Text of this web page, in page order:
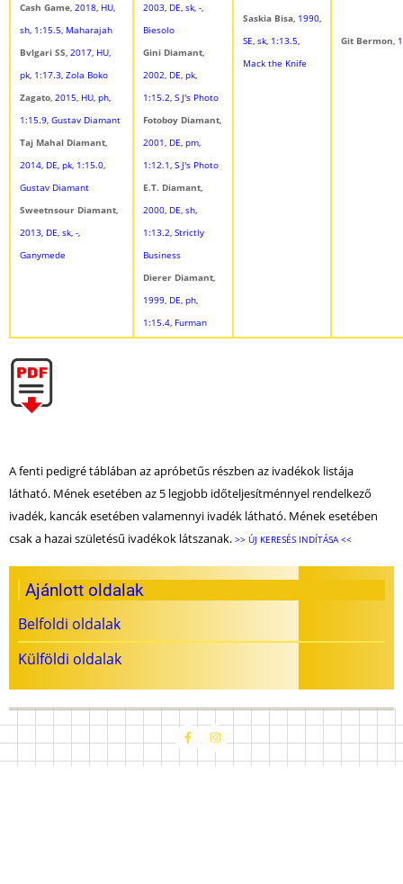
Cash Game, 2018, HU,
sh, 1:15.5, Maharajah
Bvlgari SS, 2017, HU,
pk, 1:17.3, Zola Boko
Zagato, 2015, HU, ph,
1:15.9, Gustav Diamant
Taj Mahal Diamant,
2014, DE, pk, 1:15.0,
Gustav Diamant
Sweetnsour Diamant,
2013, DE, sk, -,
Ganymede
2003, DE, sk, -,
Biesolo
Gini Diamant,
2002, DE, pk,
1:15.2, S J's Photo
Fotoboy Diamant,
2001, DE, pm,
1:12.1, S J's Photo
E.T. Diamant,
2000, DE, sh,
1:13.2, Strictly
Business
Dierer Diamant,
1999, DE, ph,
1:15.4, Furman
Saskia Bisa, 1990,
SE, sk, 1:13.5,
Mack the Knife
Git Bermon,
A fenti pedigré táblában az apróbetűs részben az ivadékok listája
látható. Mének esetében az 5 legjobb időteljesítménnyel rendelkező
ivadék, kancák esetében valamennyi ivadék látható. Mének esetében
csak a hazai születésű ivadékok látszanak. >> ÚJ KERESÉS INDÍTÁSA <<
Ajánlott oldalak
Belfoldi oldalak
Külföldi oldalak